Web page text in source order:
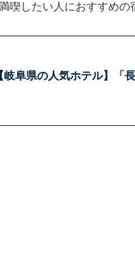
喫したい人におすすめの
岐阜県の人気ホテル】「